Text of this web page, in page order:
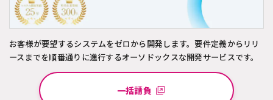
お客様が要望するシステムをゼロから開発します。要件定義からリリ
ースまでを順番通りに進行するオーソドックスな開発サービスです。
一括請負